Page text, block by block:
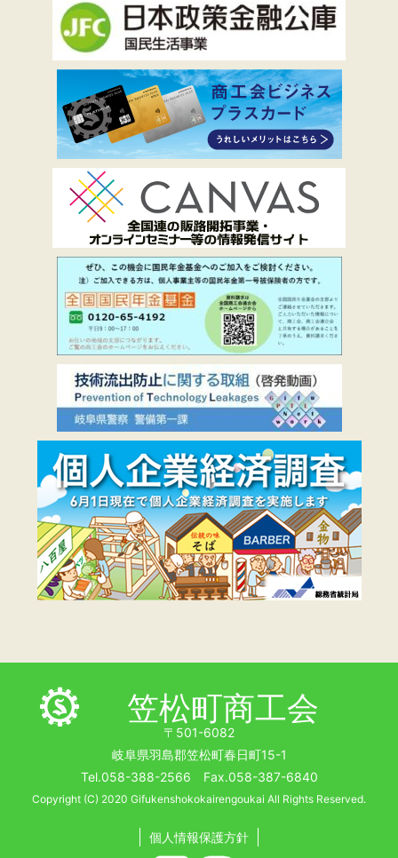
笠松町商工会
〒501-6082
岐阜県羽島郡笠松町春日町15-1
Tel.058-388-2566 Fax.058-387-6840
Copyright (C) 2020 Gifukenshokokairengoukai All Rights Reserved.
個人情報保護方針